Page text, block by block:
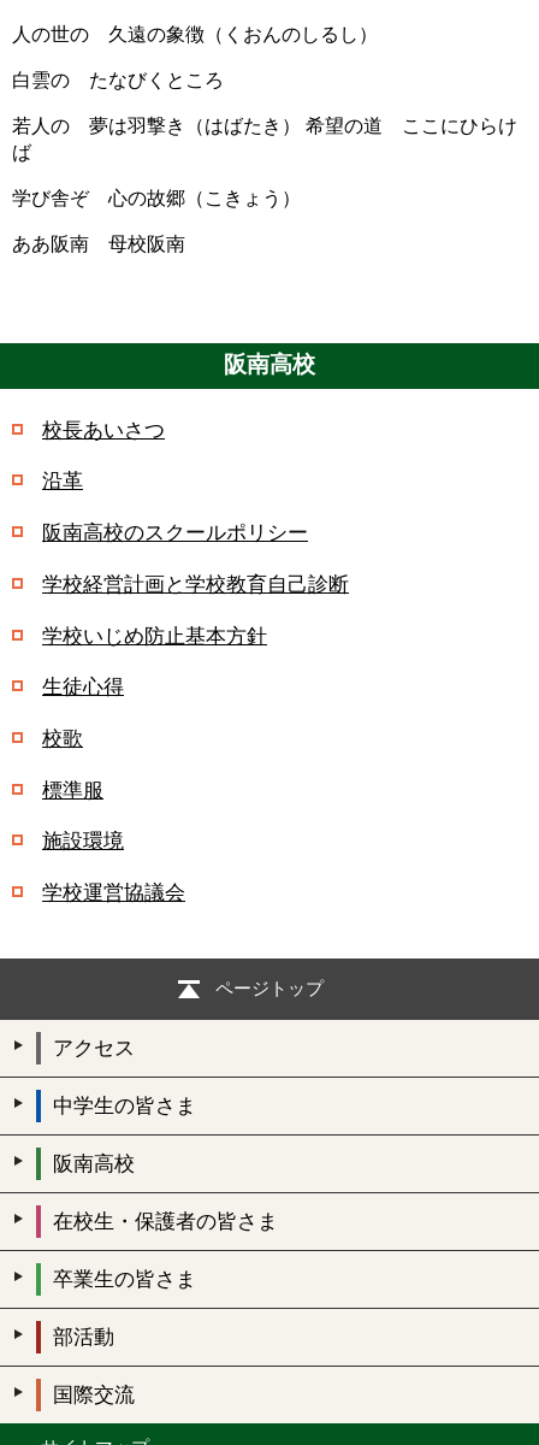
人の世の 久遠の象徴（くおんのしるし）
白雲の たなびくところ
若人の 夢は羽撃き（はばたき） 希望の道 ここにひらけ
ば
学び舎ぞ 心の故郷（こきょう）
ああ阪南 母校阪南
阪南高校
校長あいさつ
沿革
阪南高校のスクールポリシー
学校経営計画と学校教育自己診断
学校いじめ防止基本方針
生徒心得
校歌
標準服
施設環境
学校運営協議会
ページトップ
アクセス
中学生の皆さま
阪南高校
在校生・保護者の皆さま
卒業生の皆さま
部活動
国際交流